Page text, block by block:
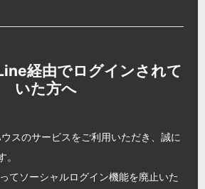
経由でログインされて
いた方へ
スのサービスをご利用いただき、誠に
てソーシャルログイン機能を廃止いた